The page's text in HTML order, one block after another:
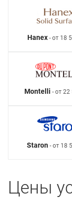
Hanex - от 18
Montelli - от 22
Staron - от 18
Цены